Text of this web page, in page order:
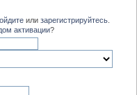
или зарегистрируйтесь.
активации?